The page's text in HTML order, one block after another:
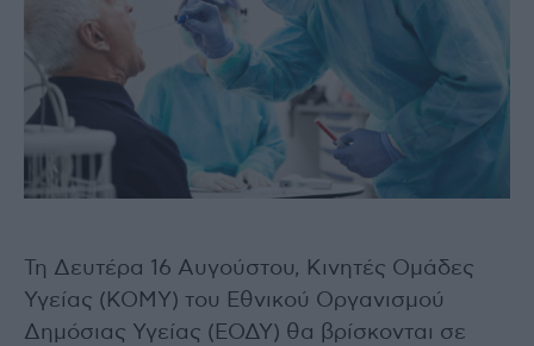
Τη Δευτέρα 16 Αυγούστου, Κινητές Ομάδες
Υγείας (ΚΟΜΥ) του Εθνικού Οργανισμού
Δημόσιας Υγείας (ΕΟΔΥ) θα βρίσκονται σε